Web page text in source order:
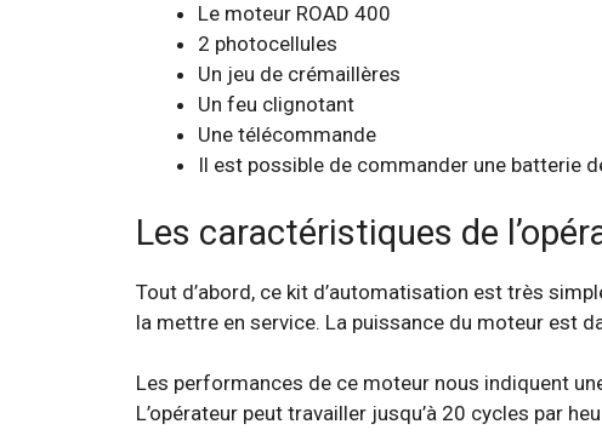
Le moteur ROAD 400
2 photocellules
Un jeu de crémaillères
Un feu clignotant
Une télécommande
Il est possible de commander une batterie
Les caractéristiques de
Tout d’abord, ce kit d’automatisation est très
la mettre en service. La puissance du moteur est
Les performances de ce moteur nous indiquent
L’opérateur peut travailler jusqu’à 20 cycles par